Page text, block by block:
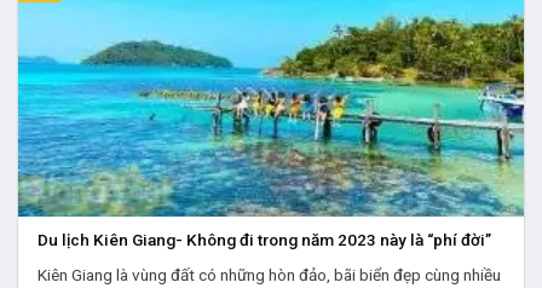
Du lịch Kiên Giang- Không đi trong năm 2023 này là “phí đời”
Kiên Giang là vùng đất có những hòn đảo, bãi biển đẹp cùng nhiều